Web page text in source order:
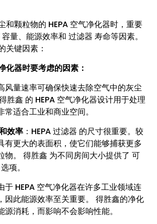
和颗粒物的 HEPA 空气净化器时，重要
量、能源效率和 过滤器 寿命等因素。
关键因素：
化器时要考虑的因素：
风量速率可确保快速去除空气中的灰尘
胜鑫 的 HEPA 空气净化器设计用于处理
常适合工业和商业空间。
效率 ：HEPA 过滤器 的尺寸很重要。较
有更大的表面积，使它们能够捕获更多
物。 得胜鑫 为不同房间大小提供了 可
项。
于 HEPA 空气净化器在许多工业领域连
因此能源效率至关重要。 得胜鑫的净化
源消耗，而影响不会影响性能。